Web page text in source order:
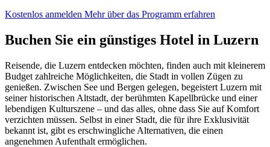
Kostenlos anmelden Mehr über das Programm erfahren
Buchen Sie ein günstiges Hotel in Luzern
Reisende, die Luzern entdecken möchten, finden auch mit kleinerem
Budget zahlreiche Möglichkeiten, die Stadt in vollen Zügen zu
genießen. Zwischen See und Bergen gelegen, begeistert Luzern mit
seiner historischen Altstadt, der berühmten Kapellbrücke und einer
lebendigen Kulturszene – und das alles, ohne dass Sie auf Komfort
verzichten müssen. Selbst in einer Stadt, die für ihre Exklusivität
bekannt ist, gibt es erschwingliche Alternativen, die einen
angenehmen Aufenthalt ermöglichen.